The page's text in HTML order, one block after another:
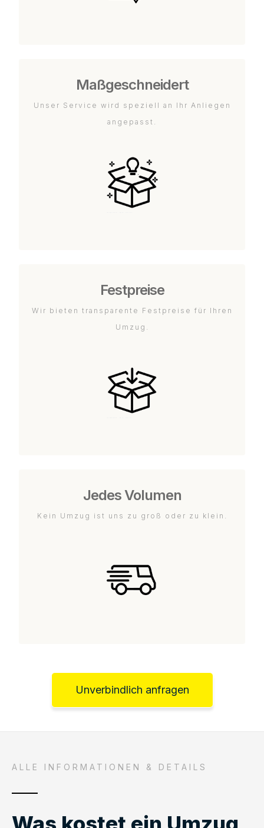
Maßgeschneidert
Unser Service wird speziell an Ihr Anliegen
angepasst.
Festpreise
Wir bieten transparente Festpreise für Ihren
Umzug.
Jedes Volumen
Kein Umzug ist uns zu groß oder zu klein.
Unverbindlich anfragen
ALLE INFORMATIONEN & DETAILS